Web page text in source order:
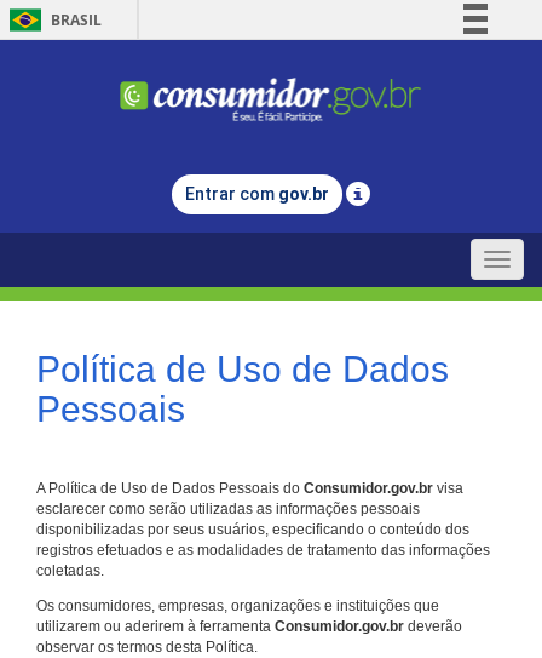
BRASIL
Comunica BR
Legislação
Entrar com gov.br
Toggle
Política de Uso de Dados
Pessoais
A Política de Uso de Dados Pessoais do Consumidor.gov.br visa
esclarecer como serão utilizadas as informações pessoais
disponibilizadas por seus usuários, especificando o conteúdo dos
registros efetuados e as modalidades de tratamento das informações
coletadas.
Os consumidores, empresas, organizações e instituições que
utilizarem ou aderirem à ferramenta Consumidor.gov.br deverão
observar os termos desta Política.